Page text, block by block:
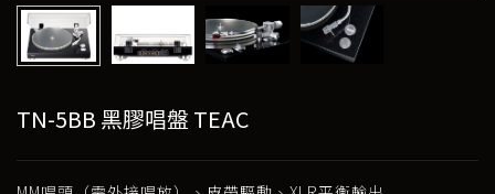
TN-5BB 黑膠唱盤 TEAC